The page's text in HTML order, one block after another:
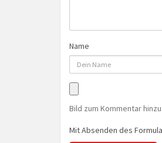
Name
Bild zum Kommentar
Mit Absenden des